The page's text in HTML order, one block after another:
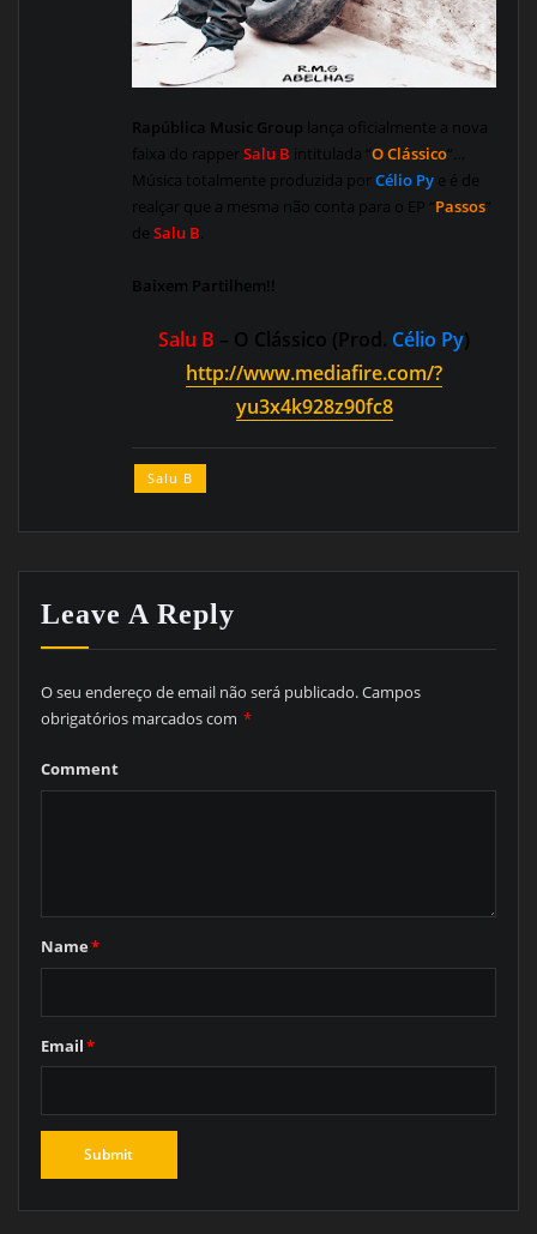
Rapública Music Group lança oficialmente a nova
faixa do rapperSalu B intitulada “O Clássico“…
Música totalmente produzida porCélio Py e é de
realçar que a mesma não conta para o EP “Passos”
deSalu B
Baixem Partilhem!!
Salu B – O Clássico (Prod. Célio Py)
http://www.mediafire.com/?
yu3x4k928z90fc8
Salu B
Leave A Reply
O seu endereço de email não será publicado.Campos
obrigatórios marcados com *
Comment
Name*
Email*